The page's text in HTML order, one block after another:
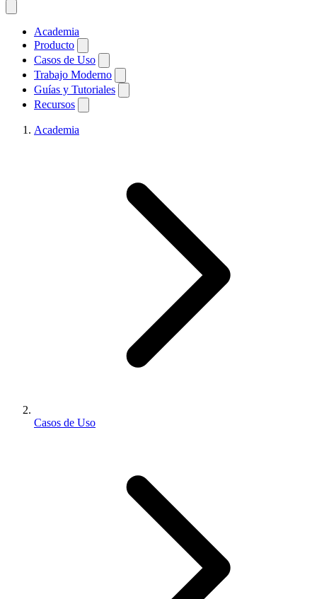
Academia
Producto
Casos de Uso
Trabajo Moderno
Guías y Tutoriales
Recursos
Academia
Casos de Uso